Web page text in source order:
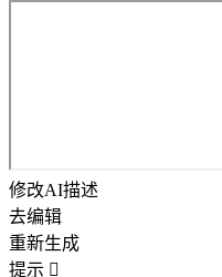
修改AI描述
去编辑
重新生成
提示 